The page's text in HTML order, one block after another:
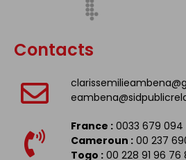
Contacts
France :0033 679 094
Cameroun :00 237
Togo :00 228 91 96 76